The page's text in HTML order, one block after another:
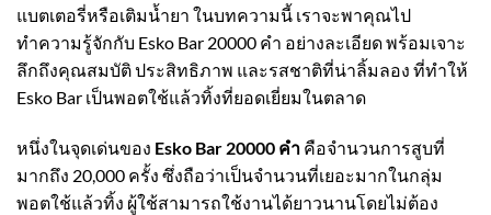
แบตเตอรี่หรือเติมน้ำยา ในบทความนี้ เราจะพาคุณไป
ทำความรู้จักกับ Esko Bar 20000 คำ อย่างละเอียด พร้อมเจาะ
ลึกถึงคุณสมบัติ ประสิทธิภาพ และรสชาติที่น่าลิ้มลอง ที่ทำให้
Esko Bar เป็นพอตใช้แล้วทิ้งที่ยอดเยี่ยมในตลาด
หนึ่งในจุดเด่นของ Esko Bar 20000 คำ คือจำนวนการสูบที่
มากถึง 20,000 ครั้ง ซึ่งถือว่าเป็นจำนวนที่เยอะมากในกลุ่ม
พอตใช้แล้วทิ้ง ผู้ใช้สามารถใช้งานได้ยาวนานโดยไม่ต้อง